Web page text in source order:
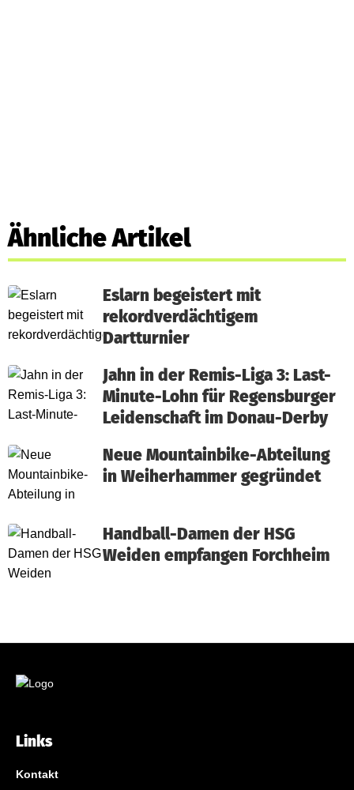
Ähnliche Artikel
Eslarn begeistert mit
rekordverdächtigem
Dartturnier
Jahn in der Remis-Liga 3: Last-
Minute-Lohn für Regensburger
Leidenschaft im Donau-Derby
Neue Mountainbike-Abteilung
in Weiherhammer gegründet
Handball-Damen der HSG
Weiden empfangen Forchheim
Links
Kontakt